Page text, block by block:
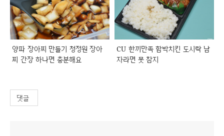
양파 장아찌 만들기 청정원 장아
찌 간장 하나면 충분해요
CU 한끼만족 함박치킨 도시락 남
자라면 못 참지
댓글